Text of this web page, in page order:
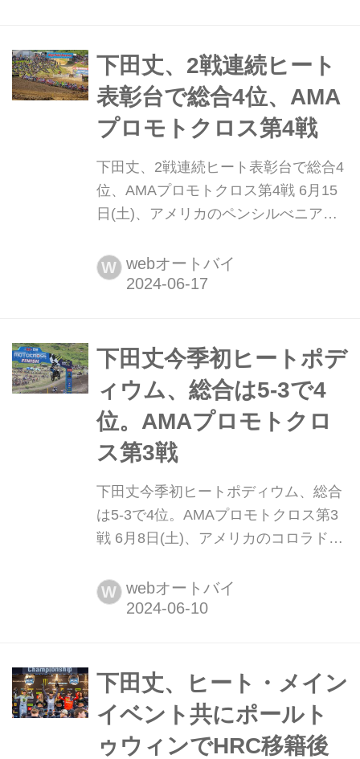
ごとに調子を上げてきており、今大会
もその活躍に期待...
下田丈、2戦連続ヒート
表彰台で総合4位、AMA
プロモトクロス第4戦
下田丈、2戦連続ヒート表彰台で総合4
位、AMAプロモトクロス第4戦 6月15
日(土)、アメリカのペンシルべニア州
て、AMAプロモトクロス選手権第4戦
が開催されました。 Team Honda HRC
おり、表彰台まであと一歩というポジ
ションまで来てい...
W webオートバイ
下田丈今季初ヒートポデ
ィウム、総合は5-3で4
位。AMAプロモトクロ
ス第3戦
下田丈今季初ヒートポディウム、総合
は5-3で4位。AMAプロモトクロス第3
戦 6月8日(土)、アメリカのコロラド州
ークにて、2024 AMAプロモトクロス
選手権第3戦が開催されました。 Team
位、5位で終え、ランキングでは5番手
につけてい...
W webオートバイ
下田丈、ヒート・メイン
イベント共にポールト
ゥウィンでHRC移籍後